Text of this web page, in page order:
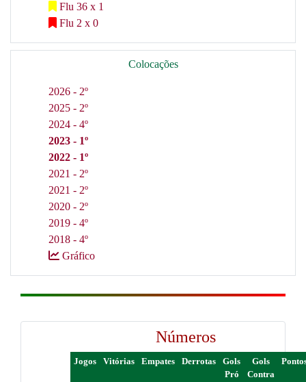
Flu 36 x 1
Flu 2 x 0
Colocações
2026 - 2º
2025 - 2º
2024 - 4º
2023 - 1º
2022 - 1º
2021 - 2º
2021 - 2º
2020 - 2º
2019 - 4º
2018 - 4º
Gráfico
Números
Jogos Vitórias Empates Derrotas
Gols
Pró
Gols
Contra